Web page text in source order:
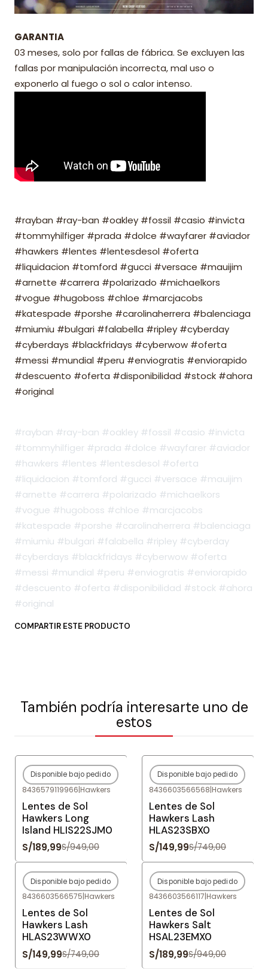
GARANTIA
03 meses, solo por fallas de fábrica. Se excluyen las
fallas por manipulación incorrecta, mal uso o
exponerlo al fuego o sol o calor intenso.
#rayban #ray-ban #oakley #fossil #casio #invicta
#tommyhilfiger #prada #dolce #wayfarer #aviador
#hawkers #lentes #lentesdesol #oferta
#liquidacion #tomford #gucci #versace #mauijim
#arnette #carrera #polarizado #michaelkors
#vogue #hugoboss #chloe #marcjacobs
#katespade #porshe #carolinaherrera #balenciaga
#miumiu #bulgari #falabella #ripley #cyberday
#cyberdays #blackfridays #cyberwow #oferta
#messi #mundial #peru #enviogratis #enviorapido
#descuento #oferta #disponibilidad #stock #ahora
#original
#rayban #ray-ban #oakley #fossil #casio #invicta
#tommyhilfiger #prada #dolce #wayfarer #aviador
#hawkers #lentes #lentesdesol #oferta
#liquidacion #tomford #gucci #versace #mauijim
#arnette #carrera #polarizado #michaelkors
#vogue #hugoboss #chloe #marcjacobs
#katespade #porshe #carolinaherrera #balenciaga
#miumiu #bulgari #falabella #ripley #cyberday
#cyberdays #blackfridays #cyberwow #oferta
#messi #mundial #peru #enviogratis #enviorapido
#descuento #oferta #disponibilidad #stock #ahora
#original
COMPARTIR ESTE PRODUCTO
También podría interesarte uno de
estos
-80%OFF
Agotado
Disponible bajo pedido
8436579119966|Hawkers
Lentes de Sol
Hawkers Long
Island HLIS22SJM0
S/189,99S/949,00
-80%OFF
Agotado
Disponible bajo pedido
8436603566568|Hawkers
Lentes de Sol
Hawkers Lash
HLAS23SBX0
S/149,99S/749,00
-80%OFF
Agotado
Disponible bajo pedido
8436603566575|Hawkers
Lentes de Sol
Hawkers Lash
HLAS23WWX0
S/149,99S/749,00
-80%OFF
Agotado
Disponible bajo pedido
8436603566117|Hawkers
Lentes de Sol
Hawkers Salt
HSAL23EMX0
S/189,99S/949,00